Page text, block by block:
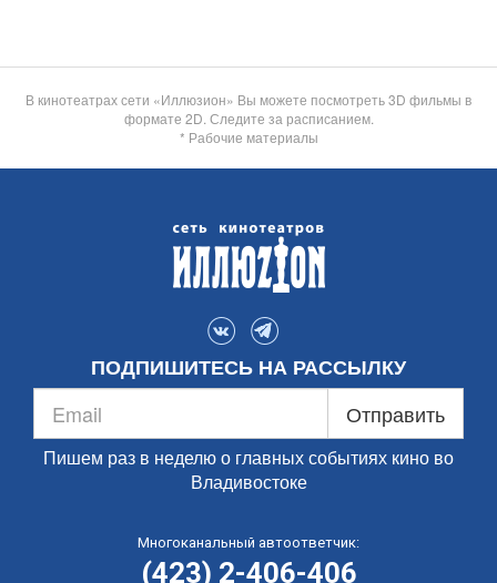
В кинотеатрах сети «Иллюзион» Вы можете посмотреть 3D фильмы в
формате 2D. Следите за расписанием.
* Рабочие материалы
ПОДПИШИТЕСЬ НА РАССЫЛКУ
Отправить
Пишем раз в неделю о главных событиях кино во
Владивостоке
Многоканальный автоответчик:
(423) 2-406-406